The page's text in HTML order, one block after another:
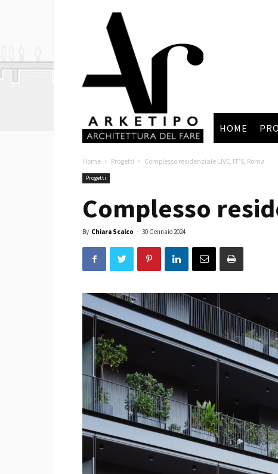
Arketipo
HOME
Home Progetti Complesso residenziale LIVE, IT’S, Roma
Progetti
Complesso
By Chiara Scalco - 30 Gennaio 2024